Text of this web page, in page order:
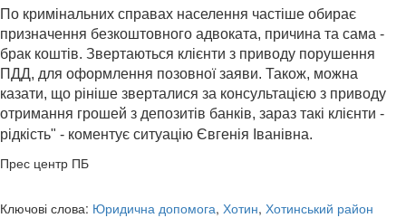
По кримінальних справах населення частіше обирає
призначення безкоштовного адвоката, причина та сама -
брак коштів. Звертаються клієнти з приводу порушення
ПДД, для оформлення позовної заяви. Також, можна
казати, що рініше зверталися за консультацією з приводу
отримання грошей з депозитів банків, зараз такі клієнти -
рідкість" - коментує ситуацію Євгенія Іванівна.
Прес центр ПБ
Ключові слова: Юридична допомога, Хотин, Хотинський район